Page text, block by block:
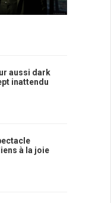
aussi dark
inattendu
à la joie